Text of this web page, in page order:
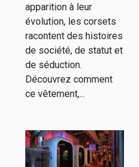
apparition à leur
évolution, les corsets
racontent des histoires
de société, de statut et
de séduction.
Découvrez comment
ce vêtement,...